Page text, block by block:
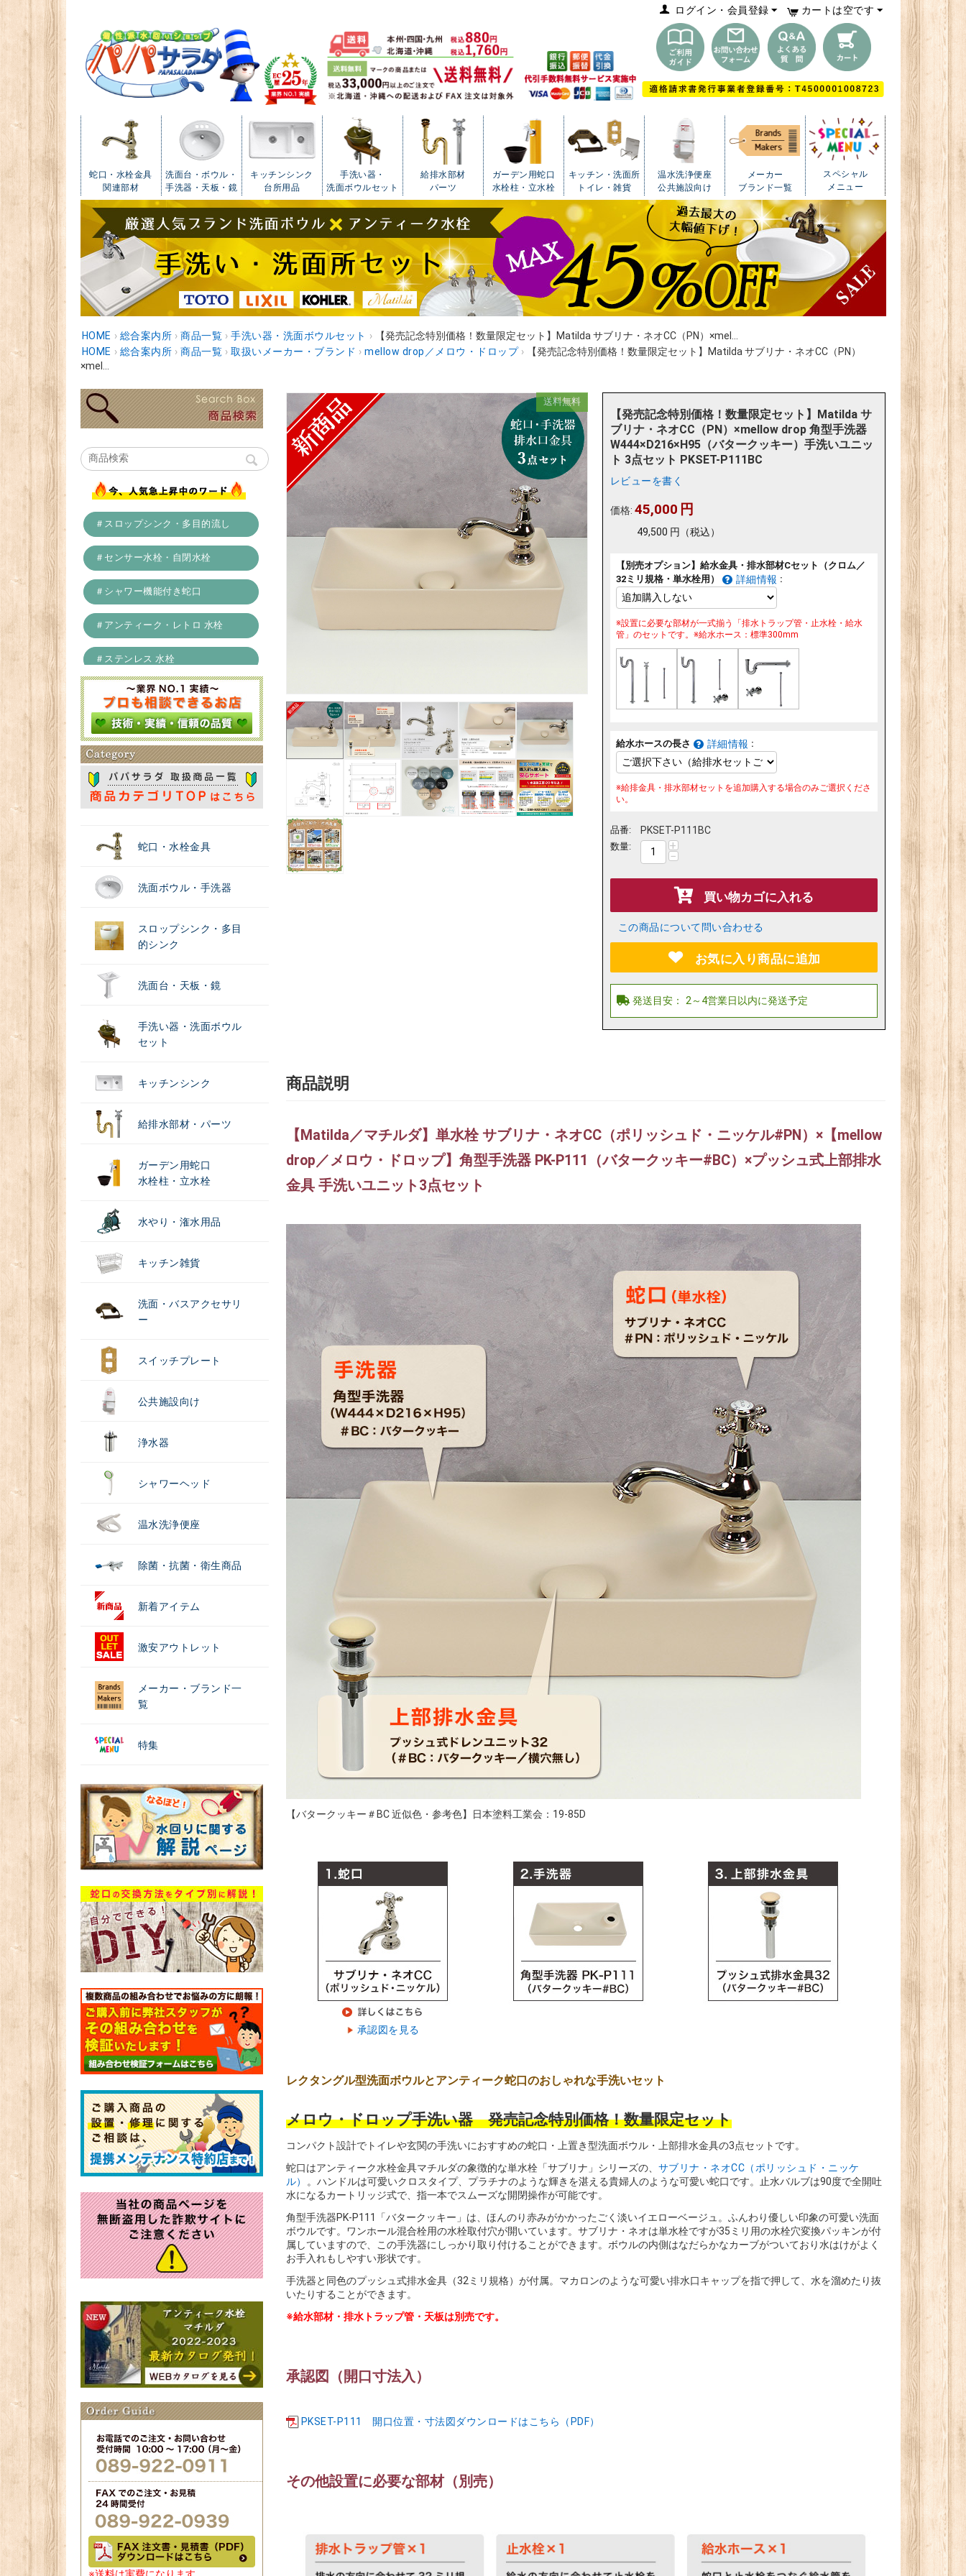
カートは空です
ログイン・会員登録
蛇口・水栓金具
関連部材
洗面台・ボウル・
手洗器・天板・鏡
キッチンシンク
台所用品
手洗い器・
洗面ボウルセット
給排水部材
パーツ
ガーデン用蛇口
水栓柱・立水栓
キッチン・洗面所
トイレ・雑貨
温水洗浄便座
公共施設向け
メーカー
ブランド一覧
スペシャル
メニュー
HOME › 総合案内所 › 商品一覧 › 手洗い器・洗面ボウルセット ›
【発売記念特別価格！数量限定セット】Matilda サブリナ・ネオCC（PN）×mel...
HOME › 総合案内所 › 商品一覧 › 取扱いメーカー・ブランド › mellow drop／メロウ・ドロップ ›
【発売記念特別価格！数量限定セット】Matilda サブリナ・ネオCC（PN）
×mel...
＃スロップシンク・多目的流し
＃センサー水栓・自閉水栓
＃シャワー機能付き蛇口
＃アンティーク・レトロ 水栓
＃ステンレス 水栓
＃浄水器
蛇口・水栓金具
洗面ボウル・手洗器
スロップシンク・多目
的シンク
洗面台・天板・鏡
手洗い器・洗面ボウル
セット
キッチンシンク
給排水部材・パーツ
ガーデン用蛇口
水栓柱・立水栓
水やり・潅水用品
キッチン雑貨
洗面・バスアクセサリ
ー
スイッチプレート
公共施設向け
浄水器
シャワーヘッド
温水洗浄便座
除菌・抗菌・衛生商品
新着アイテム
激安アウトレット
メーカー・ブランド一
覧
特集
送料無料
【発売記念特別価格！数量限定セット】Matilda サ
ブリナ・ネオCC（PN）×mellow drop 角型手洗器
W444×D216×H95（バタークッキー）手洗いユニッ
ト 3点セット PKSET-P111BC
レビューを書く
価格: 45,000 円
49,500 円 （税込）
【別売オプション】給水金具・排水部材Cセット（クロム／
32ミリ規格・単水栓用）
詳細情報 :
※設置に必要な部材が一式揃う「排水トラップ管・止水栓・給水
管」のセットです。※給水ホース：標準300mm
給水ホースの長さ 詳細情報 :
※給排金具・排水部材セットを追加購入する場合のみご選択くださ
い。
品番: PKSET-P111BC
数量: +
−
買い物カゴに入れる
この商品について問い合わせる
お気に入り商品に追加
商品説明
【Matilda／マチルダ】単水栓 サブリナ・ネオCC（ポリッシュド・ニッケル#PN）×【mellow
drop／メロウ・ドロップ】角型手洗器 PK-P111（バタークッキー#BC）×プッシュ式上部排水
金具 手洗いユニット3点セット
【バタークッキー＃BC 近似色・参考色】日本塗料工業会：19-85D
承認図を見る
レクタングル型洗面ボウルとアンティーク蛇口のおしゃれな手洗いセット
メロウ・ドロップ手洗い器 発売記念特別価格！数量限定セット
コンパクト設計でトイレや玄関の手洗いにおすすめの蛇口・上置き型洗面ボウル・上部排水金具の3点セットです。
蛇口はアンティーク水栓金具マチルダの象徴的な単水栓「サブリナ」シリーズの、 サブリナ・ネオCC（ポリッシュド・ニッケ
ル）
。ハンドルは可愛いクロスタイプ、プラチナのような輝きを湛える貴婦人のような可愛い蛇口です。止水バルブは90度で全開吐
水になるカートリッジ式で、指一本でスムーズな開閉操作が可能です。
角型手洗器PK-P111「バタークッキー」は、ほんのり赤みがかかったごく淡いイエローベージュ。ふんわり優しい印象の可愛い洗面
ボウルです。ワンホール混合栓用の水栓取付穴が開いています。サブリナ・ネオは単水栓ですが35ミリ用の水栓穴変換パッキンが付
属していますので、この手洗器にしっかり取り付けることができます。ボウルの内側はなだらかなカーブがついており水はけがよく
お手入れもしやすい形状です。
手洗器と同色のプッシュ式排水金具（32ミリ規格）が付属。マカロンのような可愛い排水口キャップを指で押して、水を溜めたり抜
いたりすることができます。
※給水部材・排水トラップ管・天板は別売です。
承認図（開口寸法入）
PKSET-P111 開口位置・寸法図ダウンロードはこちら（PDF）
その他設置に必要な部材（別売）